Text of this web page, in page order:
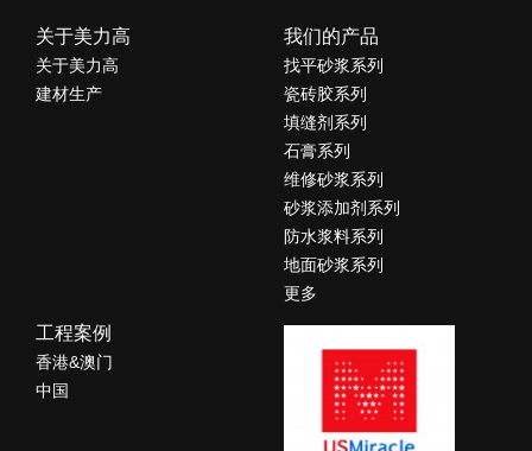
关于美力高
关于美力高
建材生产
我们的产品
找平砂浆系列
瓷砖胶系列
填缝剂系列
石膏系列
维修砂浆系列
砂浆添加剂系列
防水浆料系列
地面砂浆系列
更多
工程案例
香港&澳门
中国